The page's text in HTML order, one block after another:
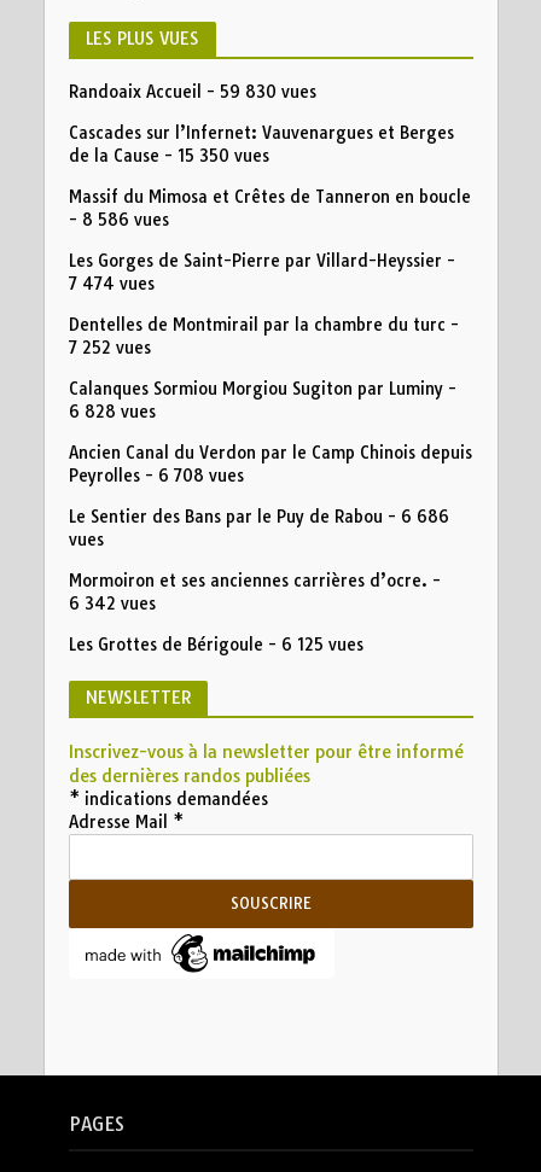
LES PLUS VUES
Randoaix Accueil - 59 830 vues
Cascades sur l’Infernet: Vauvenargues et Berges
de la Cause - 15 350 vues
Massif du Mimosa et Crêtes de Tanneron en boucle
- 8 586 vues
Les Gorges de Saint-Pierre par Villard-Heyssier -
7 474 vues
Dentelles de Montmirail par la chambre du turc -
7 252 vues
Calanques Sormiou Morgiou Sugiton par Luminy-
6 828 vues
Ancien Canal du Verdon par le Camp Chinois depuis
Peyrolles- 6 708 vues
Le Sentier des Bans par le Puy de Rabou - 6 686
vues
Mormoiron et ses anciennes carrières d’ocre. -
6 342 vues
Les Grottes de Bérigoule - 6 125 vues
NEWSLETTER
Inscrivez-vous à la newsletter pour être informé
des dernières randos publiées
* indications demandées
Adresse Mail *
PAGES